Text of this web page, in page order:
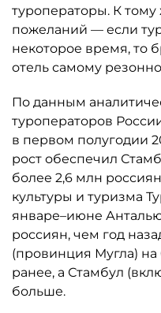
туроператоры. К тому
пожеланий — если
некоторое время, то
отель самому
По данным
туроператоров
в первом полугодии
рост обеспечил
более 2,6 млн
культуры и туризма
январе–июне
россиян, чем год
(провинция Мугла)
ранее, а Стамбул
больше.